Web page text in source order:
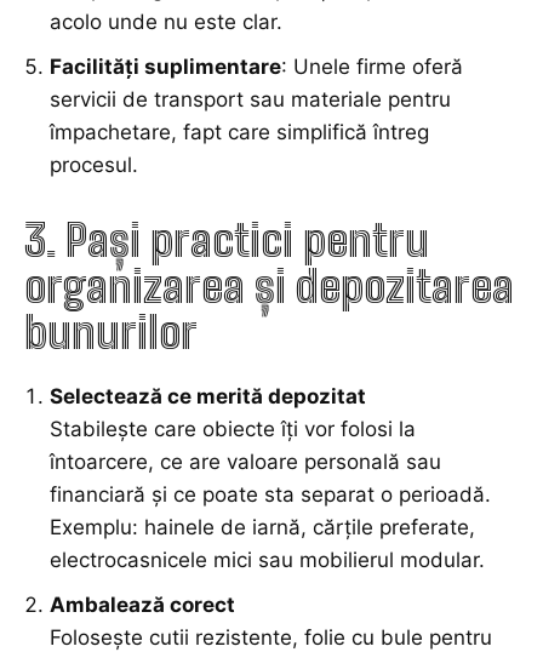
acolo unde nu este clar.
Facilități suplimentare: Unele firme oferă
servicii de transport sau materiale pentru
împachetare, fapt care simplifică întreg
procesul.
3. Pași practici pentru
organizarea și depozitarea
bunurilor
Selectează ce merită depozitat
Stabilește care obiecte îți vor folosi la
întoarcere, ce are valoare personală sau
financiară și ce poate sta separat o perioadă.
Exemplu: hainele de iarnă, cărțile preferate,
electrocasnicele mici sau mobilierul modular.
Ambalează corect
Folosește cutii rezistente, folie cu bule pentru